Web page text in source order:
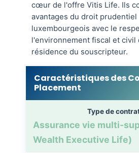
cœur de l'offre Vitis Life. Ils
avantages du droit prudentiel
luxembourgeois avec le
l'environnement fiscal et civil
résidence du souscripteur.
Caractéristiques des
Placement
Type de
Assurance vie multi-
Wealth Executive Life)